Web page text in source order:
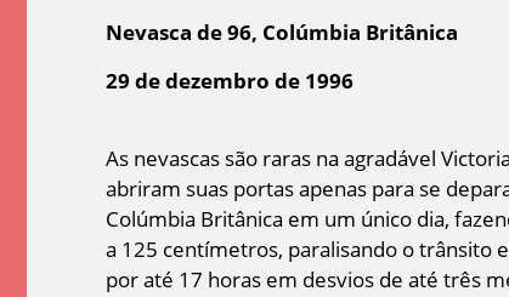
Nevasca de 96, Colúmbia Britânica
29 de dezembro de 1996
As nevascas são raras na agradável
abriram suas portas apenas para se
Colúmbia Britânica em um único dia,
a 125 centímetros, paralisando o trânsito
por até 17 horas em desvios de até três